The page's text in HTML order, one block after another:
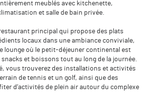
meublés avec kitchenette,
et salle de bain privée.
principal qui propose des plats
locaux dans une ambiance conviviale,
lounge où le petit-déjeuner continental est
et boissons tout au long de la journée.
vous trouverez des installations et activités
de tennis et un golf, ainsi que des
d’activités de plein air autour du complexe